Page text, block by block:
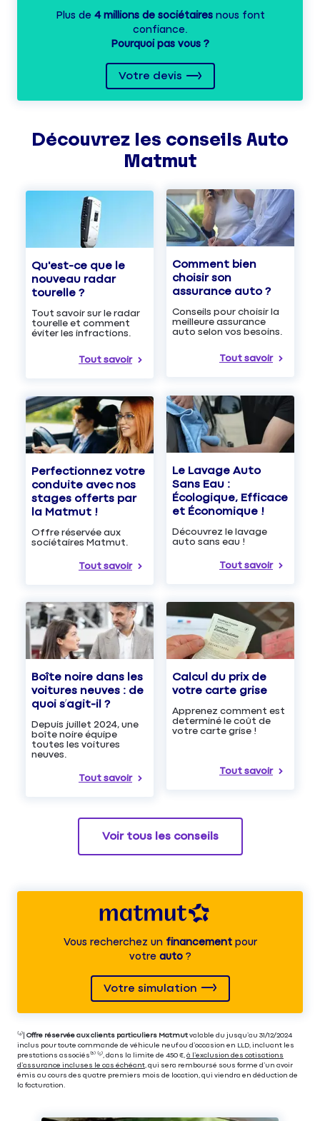
Plus de 4 millions de sociétairesnous font
confiance.
Pourquoi pas vous ?
Votre devis
Découvrez les conseils Auto
Matmut
Qu'est-ce que le
nouveau radar
tourelle ?
Tout savoir sur le radar
tourelle et comment
éviter les infractions.
Tout savoir
Comment bien
choisir son
assurance auto ?
Conseils pour choisir la
meilleure assurance
auto selon vos besoins.
Tout savoir
Perfectionnez votre
conduite avec nos
stages offerts par
la Matmut !
Offre réservée aux
sociétaires Matmut.
Tout savoir
Le Lavage Auto
Sans Eau :
Écologique, Efficace
et Économique !
Découvrez le lavage
auto sans eau !
Tout savoir
Boîte noire dans les
voitures neuves : de
quoi s’agit-il ?
Depuis juillet 2024, une
boîte noire équipe
toutes les voitures
neuves.
Tout savoir
Calcul du prix de
votre carte grise
Apprenez comment est
determiné le coût de
votre carte grise !
Tout savoir
Voir tous les conseils
Vous recherchez unfinancementpour
votre auto?
Votre simulation
⁽⁴⁾| Offre réservée aux clients particuliers Matmut valable du jusqu’au 31/12/2024
inclus pour toute commande de véhicule neuf ou d’occasion en LLD, incluant les
prestations associés⁽³⁾ ⁽⁵⁾, dans la limite de 450 €, à l’exclusion des cotisations
d’assurance incluses le cas échéant , qui sera remboursé sous forme d’un avoir
émis au cours des quatre premiers mois de location, qui viendra en déduction de
la facturation.